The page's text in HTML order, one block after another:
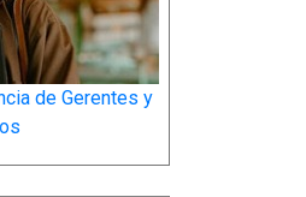
de Gerentes y